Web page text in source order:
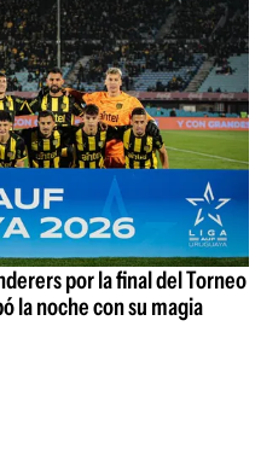
por la final del Torneo
la noche con su magia